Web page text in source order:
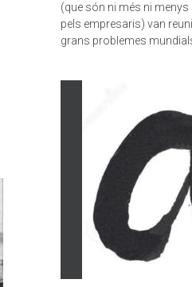
(que són ni més ni
pels empresaris) van
grans problemes